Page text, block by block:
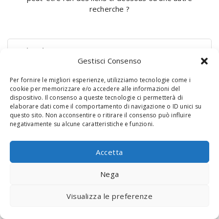
Gestisci Consenso
Per fornire le migliori esperienze, utilizziamo tecnologie come i
cookie per memorizzare e/o accedere alle informazioni del
dispositivo. Il consenso a queste tecnologie ci permetterà di
elaborare dati come il comportamento di navigazione o ID unici su
questo sito. Non acconsentire o ritirare il consenso può influire
negativamente su alcune caratteristiche e funzioni.
Accetta
Nega
Visualizza le preferenze
recherche ?
© 2020 Digital Touch Menu. Menu realizzato daInteractive
Minds